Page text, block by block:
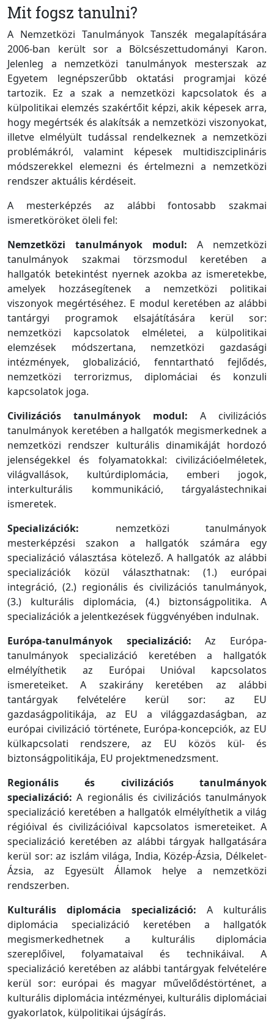
Mit fogsz tanulni?
A Nemzetközi Tanulmányok Tanszék megalapítására
2006-ban került sor a Bölcsészettudományi Karon.
Jelenleg a nemzetközi tanulmányok mesterszak az
Egyetem legnépszerűbb oktatási programjai közé
tartozik. Ez a szak a nemzetközi kapcsolatok és a
külpolitikai elemzés szakértőit képzi, akik képesek arra,
hogy megértsék és alakítsák a nemzetközi viszonyokat,
illetve elmélyült tudással rendelkeznek a nemzetközi
problémákról, valamint képesek multidiszciplináris
módszerekkel elemezni és értelmezni a nemzetközi
rendszer aktuális kérdéseit.
A mesterképzés az alábbi fontosabb szakmai
ismeretköröket öleli fel:
Nemzetközi tanulmányok modul:
A nemzetközi
tanulmányok szakmai törzsmodul keretében a
hallgatók betekintést nyernek azokba az ismeretekbe,
amelyek hozzásegítenek a nemzetközi politikai
viszonyok megértéséhez. E modul keretében az alábbi
tantárgyi programok elsajátítására kerül sor:
nemzetközi kapcsolatok elméletei, a külpolitikai
elemzések módszertana, nemzetközi gazdasági
intézmények, globalizáció, fenntartható fejlődés,
nemzetközi terrorizmus, diplomáciai és konzuli
kapcsolatok joga.
Civilizációs tanulmányok modul:
A civilizációs
tanulmányok keretében a hallgatók megismerkednek a
nemzetközi rendszer kulturális dinamikáját hordozó
jelenségekkel és folyamatokkal: civilizációelméletek,
világvallások, kultúrdiplomácia, emberi jogok,
interkulturális kommunikáció, tárgyalástechnikai
ismeretek.
Specializációk:
nemzetközi tanulmányok
mesterképzési szakon a hallgatók számára egy
specializáció választása kötelező. A hallgatók az alábbi
specializációk közül választhatnak: (1.) európai
integráció, (2.) regionális és civilizációs tanulmányok,
(3.) kulturális diplomácia, (4.) biztonságpolitika. A
specializációk a jelentkezések függvényében indulnak.
Európa-tanulmányok specializáció:
Az Európa-
tanulmányok specializáció keretében a hallgatók
elmélyíthetik az Európai Unióval kapcsolatos
ismereteiket. A szakirány keretében az alábbi
tantárgyak felvételére kerül sor: az EU
gazdaságpolitikája, az EU a világgazdaságban, az
európai civilizáció története, Európa-koncepciók, az EU
külkapcsolati rendszere, az EU közös kül- és
biztonságpolitikája, EU projektmenedzsment.
Regionális és civilizációs tanulmányok
specializáció: A regionális és civilizációs tanulmányok
specializáció keretében a hallgatók elmélyíthetik a világ
régióival és civilizációival kapcsolatos ismereteiket. A
specializáció keretében az alábbi tárgyak hallgatására
kerül sor: az iszlám világa, India, Közép-Ázsia, Délkelet-
Ázsia, az Egyesült Államok helye a nemzetközi
rendszerben.
Kulturális diplomácia specializáció:
A kulturális
diplomácia specializáció keretében a hallgatók
megismerkedhetnek a kulturális diplomácia
szereplőivel, folyamataival és technikáival. A
specializáció keretében az alábbi tantárgyak felvételére
kerül sor: európai és magyar művelődéstörténet, a
kulturális diplomácia intézményei, kulturális diplomáciai
gyakorlatok, külpolitikai újságírás.